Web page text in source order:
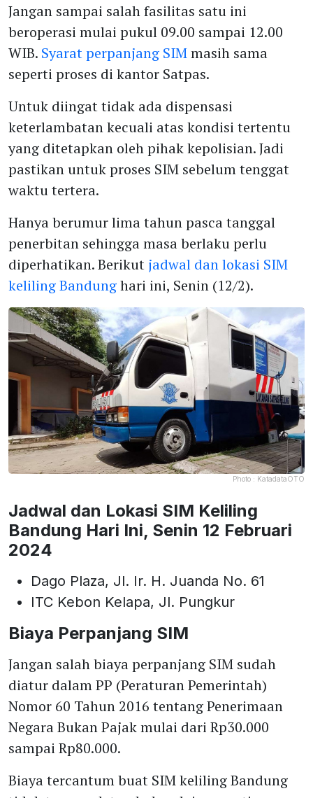
Jangan sampai salah fasilitas satu ini
beroperasi mulai pukul 09.00 sampai 12.00
WIB. Syarat perpanjang SIMmasih sama
seperti proses di kantor Satpas.
Untuk diingat tidak ada dispensasi
keterlambatan kecuali atas kondisi tertentu
yang ditetapkan oleh pihak kepolisian. Jadi
pastikan untuk proses SIM sebelum tenggat
waktu tertera.
Hanya berumur lima tahun pasca tanggal
penerbitan sehingga masa berlaku perlu
diperhatikan. Berikut jadwal dan lokasi SIM
keliling Bandunghari ini, Senin (12/2).
Photo : KatadataOTO
Jadwal dan Lokasi SIM Keliling
Bandung Hari Ini, Senin 12 Februari
2024
Dago Plaza, Jl. Ir. H. Juanda No. 61
ITC Kebon Kelapa, Jl. Pungkur
Biaya Perpanjang SIM
Jangan salah biaya perpanjang SIM sudah
diatur dalam PP (Peraturan Pemerintah)
Nomor 60 Tahun 2016 tentang Penerimaan
Negara Bukan Pajak mulai dari Rp30.000
sampai Rp80.000.
Biaya tercantum buat SIM keliling Bandung